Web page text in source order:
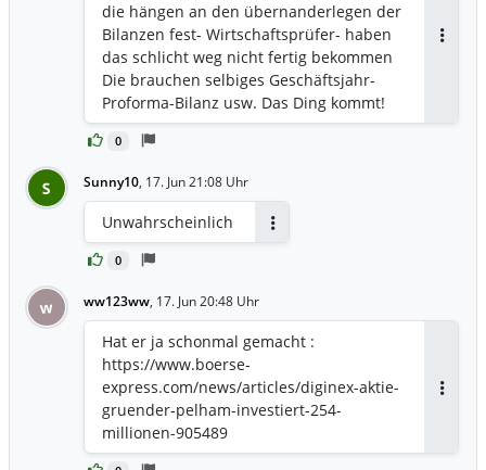
0
die hängen an den übernanderlegen der
Bilanzen fest- Wirtschaftsprüfer- haben
das schlicht weg nicht fertig bekommen
Die brauchen selbiges Geschäftsjahr-
Proforma-Bilanz usw. Das Ding kommt!
S Sunny10, 17. Jun 21:08 Uhr
0
Unwahrscheinlich
w ww123ww, 17. Jun 20:48 Uhr
Hat er ja schonmal gemacht :
https://www.boerse-
express.com/news/articles/diginex-aktie-
gruender-pelham-investiert-254-
millionen-905489